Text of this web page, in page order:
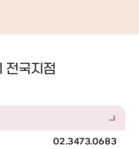
tps://blog.naver.com/
y52/224021181687​ 3) 250926 업로
41485 #참사랑어머니회 #참사랑어머니회
창원지점 #산후도우미 #산후도우미
전국지점
02.3473.0683